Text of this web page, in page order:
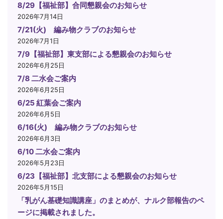
8/29【福祉部】合同懇親会のお知らせ
2026年7月14日
7/21(火) 編み物クラブのお知らせ
2026年7月1日
7/9【福祉部】東支部による懇親会のお知らせ
2026年6月25日
7/8 二水会ご案内
2026年6月25日
6/25 紅葉会ご案内
2026年6月5日
6/16(火) 編み物クラブのお知らせ
2026年6月3日
6/10 二水会ご案内
2026年5月23日
6/23【福祉部】北支部による懇親会のお知らせ
2026年5月15日
「乳がん基礎知識講座」のまとめが、ナルク部報告のペ
ージに掲載されました。